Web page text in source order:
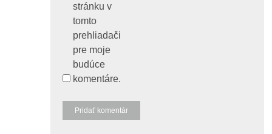
stránku v
tomto
prehliadači
pre moje
budúce
komentáre.